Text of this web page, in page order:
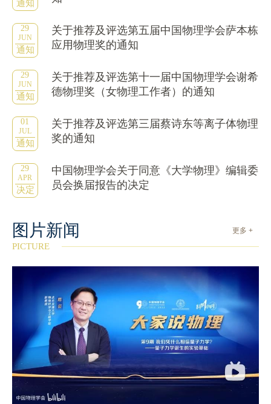
通知
29
JUN
通知
关于推荐及评选第五届中国物理学会萨本栋
应用物理奖的通知
29
JUN
通知
关于推荐及评选第十一届中国物理学会谢希
德物理奖（女物理工作者）的通知
01
JUL
通知
关于推荐及评选第三届蔡诗东等离子体物理
奖的通知
29
APR
决定
中国物理学会关于同意《大学物理》编辑委
员会换届报告的决定
更多 +
图片新闻
PICTURE